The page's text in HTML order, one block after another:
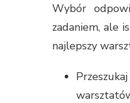
Wybór
zadaniem, ale
najlepszy